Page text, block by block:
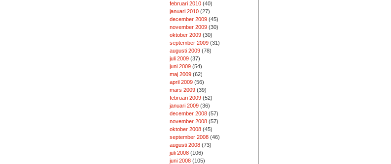
februari 2010(40)
januari 2010(27)
december 2009(45)
november 2009(30)
oktober 2009(30)
september 2009(31)
augusti 2009(78)
juli 2009(37)
juni 2009(54)
maj 2009(62)
april 2009(56)
mars 2009(39)
februari 2009(52)
januari 2009(36)
december 2008(57)
november 2008(57)
oktober 2008(45)
september 2008(46)
augusti 2008(73)
juli 2008(106)
juni 2008(105)